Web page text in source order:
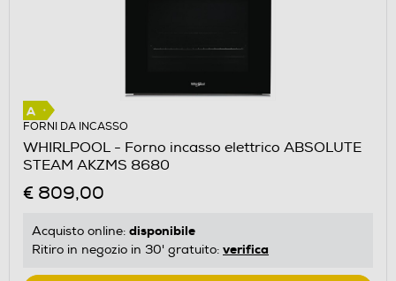
FORNI DA INCASSO
WHIRLPOOL - Forno incasso elettrico ABSOLUTE
STEAM AKZMS 8680
€ 809,00
Acquisto online: disponibile
Ritiro in negozio in 30' gratuito: verifica